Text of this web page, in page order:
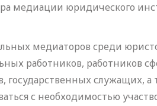
медиации юридического
медиаторов среди
работников, работников
служащих, а
с необходимостью